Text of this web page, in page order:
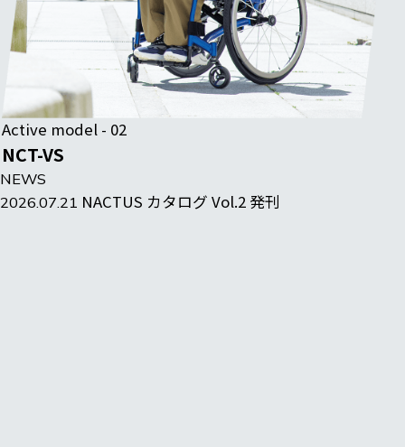
Active model - 02
NCT-VS
NEWS
2026.07.21 NACTUS カタログ Vol.2 発刊